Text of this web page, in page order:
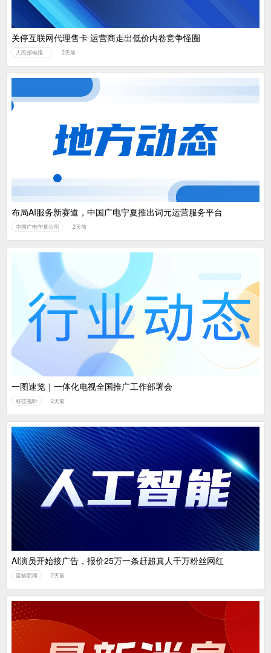
关停互联网代理售卡 运营商走出低价内卷竞争怪圈
人民邮电报 2天前
布局AI服务新赛道，中国广电宁夏推出词元运营服务平台
中国广电宁夏公司 2天前
一图速览｜一体化电视全国推广工作部署会
科技视听 2天前
AI演员开始接广告，报价25万一条赶超真人千万粉丝网红
蓝鲸新闻 2天前